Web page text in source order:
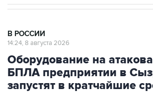
В РОССИИ
14:24, 8 августа 2026
Оборудование на
БПЛА предприятии в
запустят в кратчайшие